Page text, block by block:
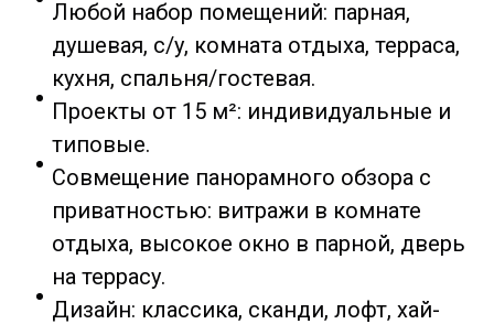
Любой набор помещений: парная,
душевая, с/у, комната отдыха, терраса,
кухня, спальня/гостевая.
Проекты от 15 м²: индивидуальные и
типовые.
Совмещение панорамного обзора с
приватностью: витражи в комнате
отдыха, высокое окно в парной, дверь
на террасу.
Дизайн: классика, сканди, лофт, хай-